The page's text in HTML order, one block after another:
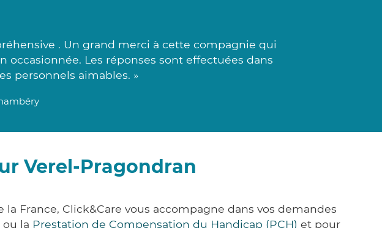
. Un grand merci à cette compagnie qui
Les réponses sont effectuées dans
personnels aimables. »
Verel-Pragondran
France, Click&Care vous accompagne dans vos demandes
ou la Prestation de Compensation du Handicap (PCH) et pour